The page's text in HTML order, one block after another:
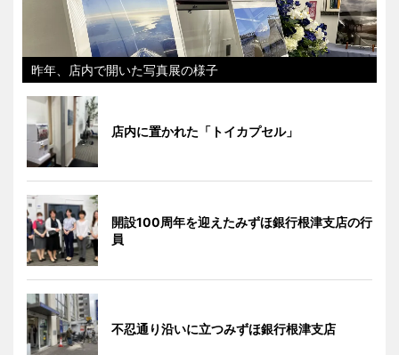
昨年、店内で開いた写真展の様子
店内に置かれた「トイカプセル」
開設100周年を迎えたみずほ銀行根津支店の行
員
不忍通り沿いに立つみずほ銀行根津支店